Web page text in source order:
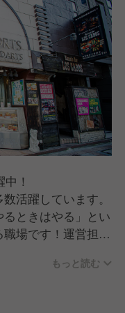
！
活躍しています。
ときはやる」とい
場です！運営担当
もっと読む